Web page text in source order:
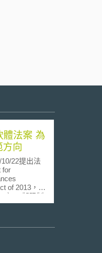
體法案 為
方向
22提出法
for
of 2013，簡
），擬限制
Drug